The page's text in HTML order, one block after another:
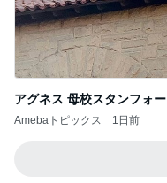
アグネス 母校スタンフォ
Amebaトピックス 1日前